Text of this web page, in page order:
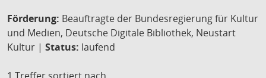
Förderung: Beauftragte der Bundesregierung für Kultur
und Medien, Deutsche Digitale Bibliothek, Neustart
Kultur | Status: laufend